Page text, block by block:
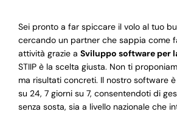
Sei pronto a far spiccare il volo al tuo
cercando un partner che sappia come
attività grazie a Sviluppo software per
STIIP è la scelta giusta. Non ti
ma risultati concreti. Il nostro software
su 24, 7 giorni su 7, consentendoti di
senza sosta, sia a livello nazionale che